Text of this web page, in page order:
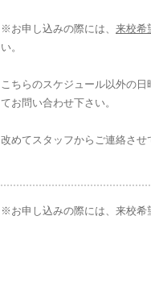
※お申し込みの際には、 来校希
い。
こちらのスケジュール以外の
てお問い合わせ下さい。
改めてスタッフからご連絡させ
※お申し込みの際には、来校希